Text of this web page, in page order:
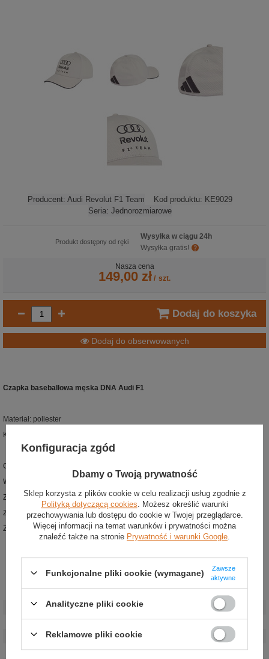
Producent: Audi Revolut F1 Team Kod produktu: KE9029
Seria: Jednorozmiarowe
Produkt dostępny od ręki
Wysyłka w ciągu 24h
Wysyłka gratis!
Nasza cena
149,00 zł / szt.
Dodaj do koszyka
Dodaj do obserwowanych
Czapka baseballowa męska DNA Audi F1
Materiał: poliester
Kolor: beżowy
Czapka baseballowa męska z kolekcji zespołu Audi Revolut F1 Team
Wykonana z wysokiej jakości poliestru
Zaprojektowana przez firmę Adidas
Z przodu umieszczono haftowane logo zespołu
Z tyłu wyszywany logotyp firmy Adidas
Kategoria:
Czapki baseballowe
Kolor:
Beżowy
Grupa wiekowa:
Dorośli
Marka:
Audi Revolut F1 Team
Konfiguracja zgód
Dbamy o Twoją prywatność
Sklep korzysta z plików cookie w celu realizacji usług zgodnie z
Polityką dotyczącą cookies . Możesz określić warunki
przechowywania lub dostępu do cookie w Twojej przeglądarce.
Więcej informacji na temat warunków i prywatności można
znaleźć także na stronie Prywatność i warunki Google
Funkcjonalne pliki cookie (wymagane)
Zawsze
aktywne
Analityczne pliki cookie
Reklamowe pliki cookie